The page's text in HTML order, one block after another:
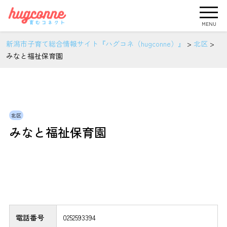
MENU
新潟市子育て総合情報サイト『ハグコネ（hugconne）』 > 北区 >
みなと福祉保育園
北区
みなと福祉保育園
電話番号 0252593394